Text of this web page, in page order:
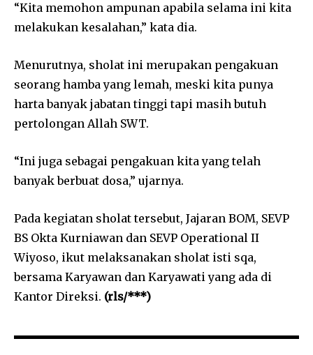
“Kita memohon ampunan apabila selama ini kita
melakukan kesalahan,” kata dia.
Menurutnya, sholat ini merupakan pengakuan
seorang hamba yang lemah, meski kita punya
harta banyak jabatan tinggi tapi masih butuh
pertolongan Allah SWT.
“Ini juga sebagai pengakuan kita yang telah
banyak berbuat dosa,” ujarnya.
Pada kegiatan sholat tersebut, Jajaran BOM, SEVP
BS Okta Kurniawan dan SEVP Operational II
Wiyoso, ikut melaksanakan sholat isti sqa,
bersama Karyawan dan Karyawati yang ada di
Kantor Direksi. (rls/***)